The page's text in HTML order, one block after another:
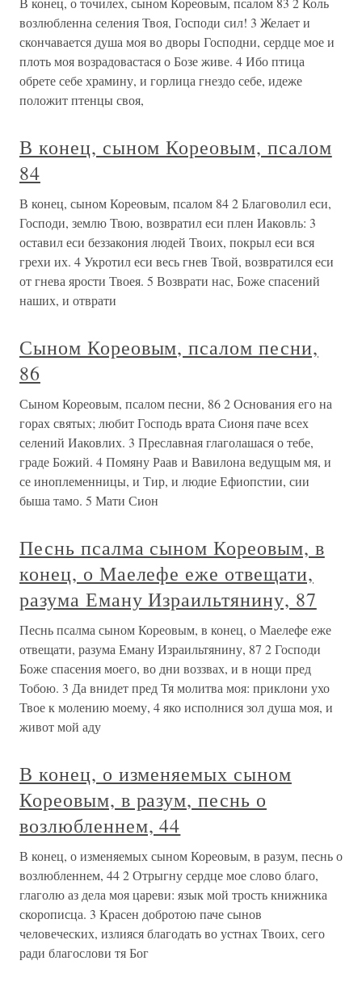
возлюбленна селения Твоя, Господи сил! 3 Желает и
скончавается душа моя во дворы Господни, сердце мое и
плоть моя возрадовастася о Бозе живе. 4 Ибо птица
обрете себе храмину, и горлица гнездо себе, идеже
положит птенцы своя,
В конец, сыном Кореовым, псалом
84
В конец, сыном Кореовым, псалом 84 2 Благоволил еси,
Господи, землю Твою, возвратил еси плен Иаковль: 3
оставил еси беззакония людей Твоих, покрыл еси вся
грехи их. 4 Укротил еси весь гнев Твой, возвратился еси
от гнева ярости Твоея. 5 Возврати нас, Боже спасений
наших, и отврати
Сыном Кореовым, псалом песни,
86
Сыном Кореовым, псалом песни, 86 2 Основания его на
горах святых; любит Господь врата Сионя паче всех
селений Иаковлих. 3 Преславная глаголашася о тебе,
граде Божий. 4 Помяну Раав и Вавилона ведущым мя, и
се иноплеменницы, и Тир, и людие Ефиопстии, сии
быша тамо. 5 Мати Сион
Песнь псалма сыном Кореовым, в
конец, о Маелефе еже отвещати,
разума Еману Израильтянину, 87
Песнь псалма сыном Кореовым, в конец, о Маелефе еже
отвещати, разума Еману Израильтянину, 87 2 Господи
Боже спасения моего, во дни воззвах, и в нощи пред
Тобою. 3 Да внидет пред Тя молитва моя: приклони ухо
Твое к молению моему, 4 яко исполнися зол душа моя, и
живот мой аду
В конец, о изменяемых сыном
Кореовым, в разум, песнь о
возлюбленнем, 44
В конец, о изменяемых сыном Кореовым, в разум, песнь о
возлюбленнем, 44 2 Отрыгну сердце мое слово благо,
глаголю аз дела моя цареви: язык мой трость книжника
скорописца. 3 Красен добротою паче сынов
человеческих, излияся благодать во устнах Твоих, сего
ради благослови тя Бог